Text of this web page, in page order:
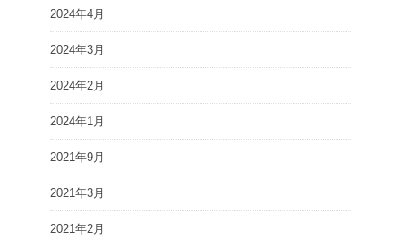
2024年4月
2024年3月
2024年2月
2024年1月
2021年9月
2021年3月
2021年2月